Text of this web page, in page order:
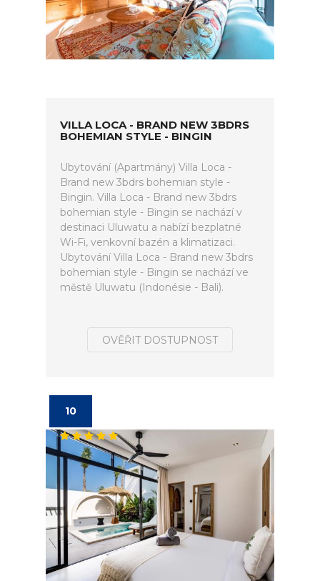
VILLA LOCA - BRAND NEW 3BDRS
BOHEMIAN STYLE - BINGIN
Ubytování (Apartmány) Villa Loca -
Brand new 3bdrs bohemian style -
Bingin. Villa Loca - Brand new 3bdrs
bohemian style - Bingin se nachází v
destinaci Uluwatu a nabízí bezplatné
Wi-Fi, venkovní bazén a klimatizaci.
Ubytování Villa Loca - Brand new 3bdrs
bohemian style - Bingin se nachází ve
městě Uluwatu (Indonésie - Bali).
OVĚŘIT DOSTUPNOST
10